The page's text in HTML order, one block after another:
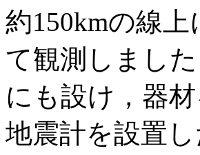
約150kmの線
て観測しまし
にも設け，器
地震計を設置